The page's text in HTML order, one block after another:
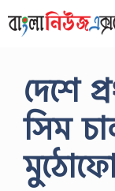
to
দেশে
সিম